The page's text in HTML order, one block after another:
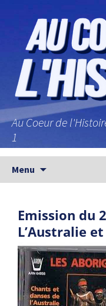
Au Coeur de
1
Menu
Emission du
L’Australie